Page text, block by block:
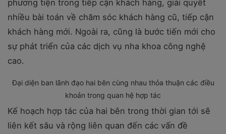
phương tiện trong tiếp cận khách hàng, giải quyết
nhiều bài toán về chăm sóc khách hàng cũ, tiếp cận
khách hàng mới. Ngoài ra, cũng là bước tiến mới cho
sự phát triển của các dịch vụ nha khoa công nghệ
cao.
Đại diện ban lãnh đạo hai bên cùng nhau thỏa thuận các điều
khoản trong quan hệ hợp tác
Kế hoạch hợp tác của hai bên trong thời gian tới sẽ
liên kết sâu và rộng liên quan đến các vấn đề